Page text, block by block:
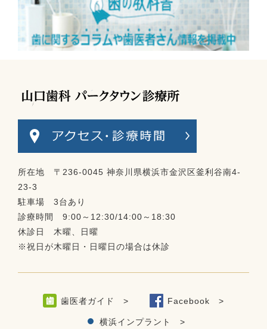
所在地 〒236-0045 神奈川県横浜市金沢区釜利谷南4-
23-3
駐車場 3台あり
診療時間 9:00～12:30/14:00～18:30
休診日 木曜、日曜
※祝日が木曜日・日曜日の場合は休診
歯医者ガイド > Facebook >
横浜インプラント >